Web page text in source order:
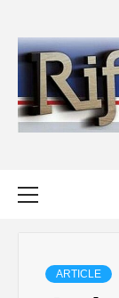
content
ARTICLE